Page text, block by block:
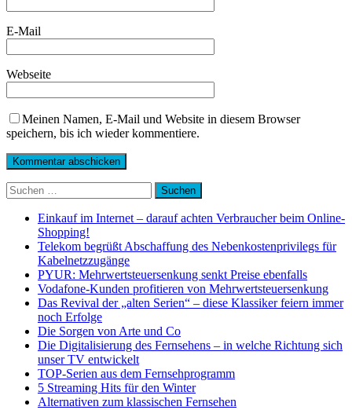
E-Mail
Webseite
Meinen Namen, E-Mail und Website in diesem Browser
speichern, bis ich wieder kommentiere.
Suchen
nach:
Einkauf im Internet – darauf achten Verbraucher beim Online-
Shopping!
Telekom begrüßt Abschaffung des Nebenkostenprivilegs für
Kabelnetzzugänge
PYUR: Mehrwertsteuersenkung senkt Preise ebenfalls
Vodafone-Kunden profitieren von Mehrwertsteuersenkung
Das Revival der „alten Serien“ – diese Klassiker feiern immer
noch Erfolge
Die Sorgen von Arte und Co
Die Digitalisierung des Fernsehens – in welche Richtung sich
unser TV entwickelt
TOP-Serien aus dem Fernsehprogramm
5 Streaming Hits für den Winter
Alternativen zum klassischen Fernsehen